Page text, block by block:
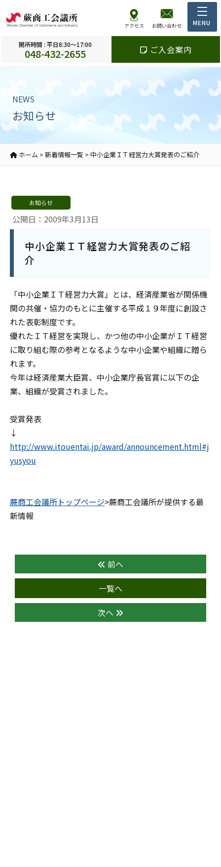
アクセス お問い合わせ
開所時間 : 平日8:30～17:00
048-432-2655 ご入会案内
NEWS
お知らせ
ホーム > 新着情報一覧 > 中小企業ＩＴ経営力大賞発表のご紹介
公開日：2009年3月13日
お知らせ
中小企業ＩＴ経営力大賞発表のご紹
介
「中小企業ＩＴ経営力大賞」とは、経済産業省が関係機
関の共催・協力のもとに主催する平成１９年度に創設さ
れた表彰制度です。
優れたＩＴ経営を実現し、かつ他の中小企業がＩＴ経営
に取り組む際の参考となるような中小企業や組織に贈ら
れます。
今年は経済産業大臣賞、中小企業庁長官賞に以下の企
業、組織が受賞されました。
受賞発表
↓
http://www.itouentai.jp/award/announcement.html#j
yusyou
蕨商工会議所トップページ>蕨商工会議所が提供する最
新情報
前へ
一覧へ
次へ